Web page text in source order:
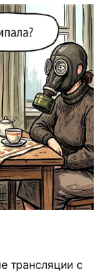
трансляции с